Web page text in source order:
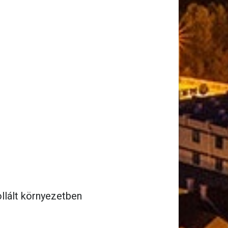
környezetben